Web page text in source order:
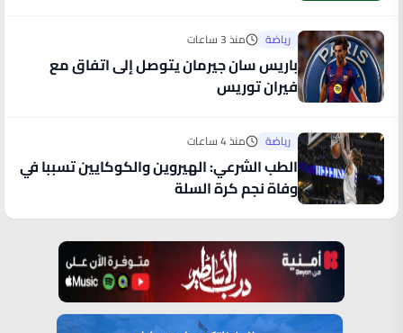
رياضة منذ 3 ساعات
باريس سان جيرمان يتوصل إلى اتفاق مع
فيران توريس
رياضة منذ 4 ساعات
الطب الشرعي: الهيروين والكوكايين تسببا في
وفاة نجم كرة السلة